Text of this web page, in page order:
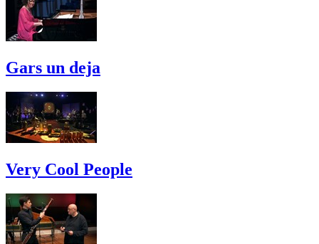
Gars un deja
Very Cool People